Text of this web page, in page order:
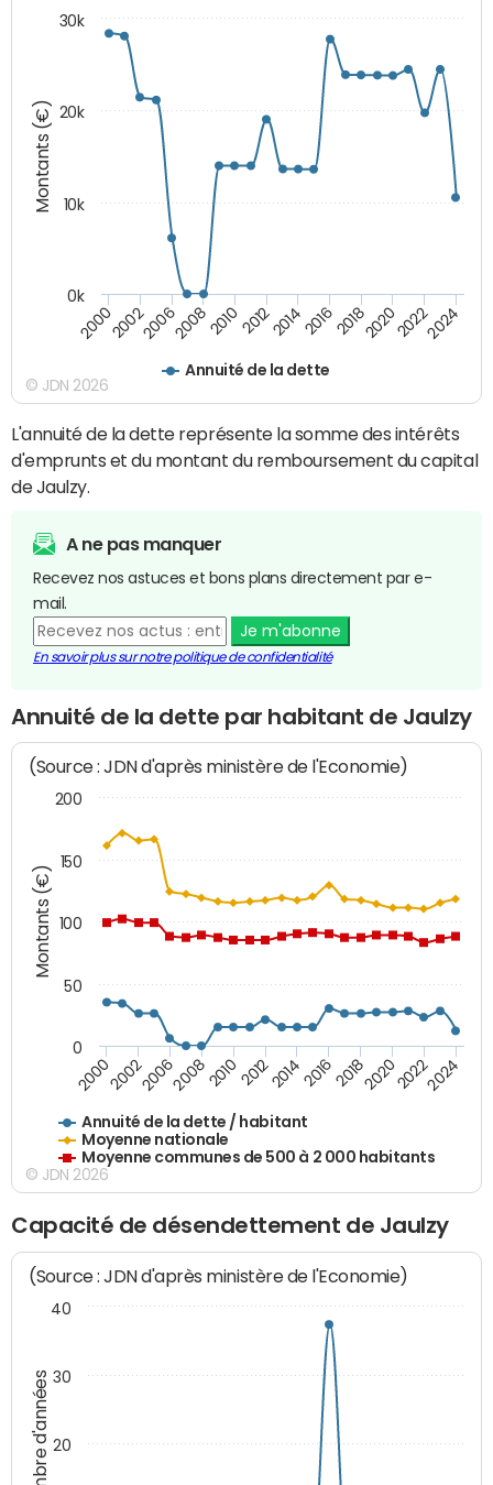
Montants (€)
Annuité de la dette
200020022006200820102012201420162018202020222024
0k
10k
20k
30k
© JDN 2026
L'annuité de la dette représente la somme des intérêts
d'emprunts et du montant du remboursement du capital
de Jaulzy.
A ne pas manquer
Recevez nos astuces et bons plans directement par e-
mail.
Je m'abonne
En savoir plus sur notre politique de confidentialité
Annuité de la dette par habitant de Jaulzy
Montants (€)
(Source : JDN d'après ministère de l'Economie)
Annuité de la dette / habitant
Moyenne nationale
Moyenne communes de 500 à 2 000 habitants
200020022006200820102012201420162018202020222024
0
50
100
150
200
© JDN 2026
Capacité de désendettement de Jaulzy
Nombre d'années
(Source : JDN d'après ministère de l'Economie)
20
30
40